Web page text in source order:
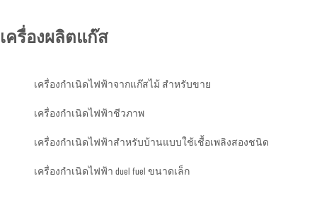
เครื่องผลิตแก๊ส
เครื่องกำเนิดไฟฟ้าจากแก๊สไม้ สำหรับขาย
เครื่องกำเนิดไฟฟ้าชีวภาพ
เครื่องกำเนิดไฟฟ้าสำหรับบ้านแบบใช้เชื้อเพลิงสองชนิด
เครื่องกำเนิดไฟฟ้า duel fuel ขนาดเล็ก